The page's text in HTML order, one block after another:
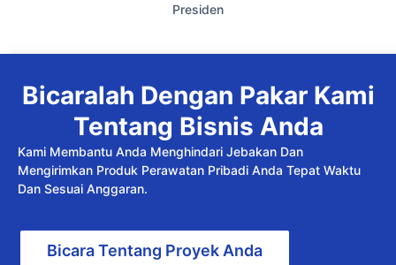
Presiden
Bicaralah Dengan Pakar Kami
Tentang Bisnis Anda
Kami Membantu Anda Menghindari Jebakan Dan
Mengirimkan Produk Perawatan Pribadi Anda Tepat Waktu
Dan Sesuai Anggaran.
Bicara Tentang Proyek Anda